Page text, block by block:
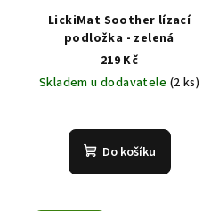
LickiMat Soother lízací
podložka - zelená
219 Kč
Skladem u dodavatele (2 ks)
Do košíku